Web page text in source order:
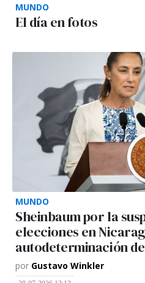
MUNDO
El día en fotos
MUNDO
Sheinbaum por la
elecciones en
autodeterminación
por Gustavo Winkler